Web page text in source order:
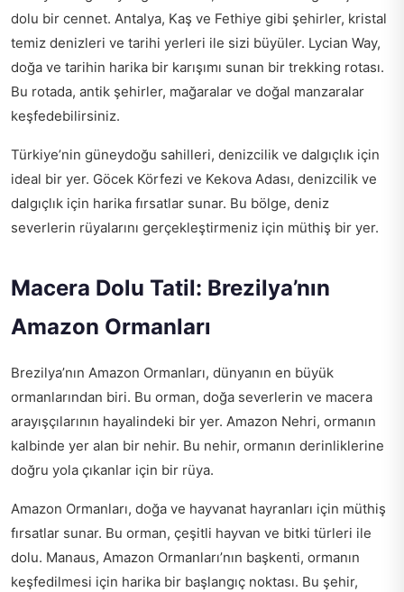
dolu bir cennet. Antalya, Kaş ve Fethiye gibi şehirler, kristal
temiz denizleri ve tarihi yerleri ile sizi büyüler. Lycian Way,
doğa ve tarihin harika bir karışımı sunan bir trekking rotası.
Bu rotada, antik şehirler, mağaralar ve doğal manzaralar
keşfedebilirsiniz.
Türkiye’nin güneydoğu sahilleri, denizcilik ve dalgıçlık için
ideal bir yer. Göcek Körfezi ve Kekova Adası, denizcilik ve
dalgıçlık için harika fırsatlar sunar. Bu bölge, deniz
severlerin rüyalarını gerçekleştirmeniz için müthiş bir yer.
Macera Dolu Tatil: Brezilya’nın
Amazon Ormanları
Brezilya’nın Amazon Ormanları, dünyanın en büyük
ormanlarından biri. Bu orman, doğa severlerin ve macera
arayışçılarının hayalindeki bir yer. Amazon Nehri, ormanın
kalbinde yer alan bir nehir. Bu nehir, ormanın derinliklerine
doğru yola çıkanlar için bir rüya.
Amazon Ormanları, doğa ve hayvanat hayranları için müthiş
fırsatlar sunar. Bu orman, çeşitli hayvan ve bitki türleri ile
dolu. Manaus, Amazon Ormanları’nın başkenti, ormanın
keşfedilmesi için harika bir başlangıç noktası. Bu şehir,